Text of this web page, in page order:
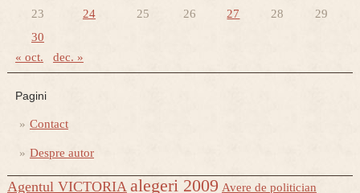
23
24 25 26 27 28
29
30
« oct. dec. »
Pagini
Contact
Despre autor
Agentul VICTORIA alegeri 2009 Avere de politician